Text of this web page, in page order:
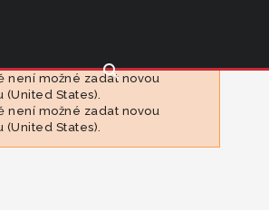
search
není možné zadat novou
(United States).
není možné zadat novou
(United States).